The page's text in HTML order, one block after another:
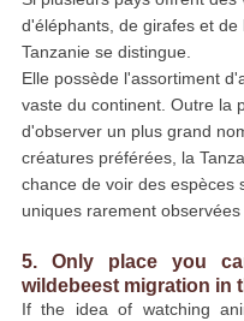
d'éléphants, de girafes et de
Tanzanie se distingue.
Elle possède l'assortiment
vaste du continent. Outre la
d'observer un plus grand
créatures préférées, la
chance de voir des espèces
uniques rarement observées
5. Only place you
wildebeest migration in
If the idea of watching